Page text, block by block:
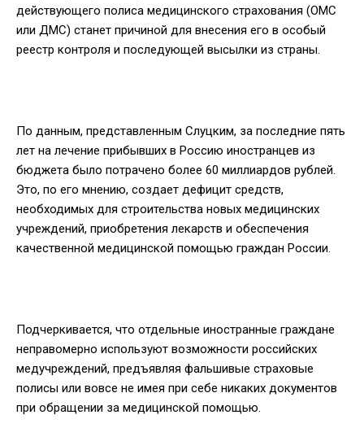
действующего полиса медицинского страхования (ОМС
или ДМС) станет причиной для внесения его в особый
реестр контроля и последующей высылки из страны.
По данным, представленным Слуцким, за последние пять
лет на лечение прибывших в Россию иностранцев из
бюджета было потрачено более 60 миллиардов рублей.
Это, по его мнению, создает дефицит средств,
необходимых для строительства новых медицинских
учреждений, приобретения лекарств и обеспечения
качественной медицинской помощью граждан России.
Подчеркивается, что отдельные иностранные граждане
неправомерно используют возможности российских
медучреждений, предъявляя фальшивые страховые
полисы или вовсе не имея при себе никаких документов
при обращении за медицинской помощью.